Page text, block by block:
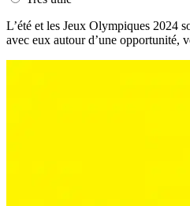
L’été et les Jeux Olympiques 2024
avec eux autour d’une opportunité,